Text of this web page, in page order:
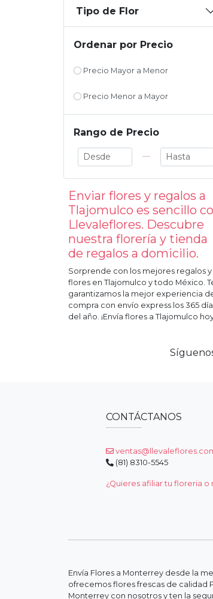
Tipo de Flor
Ordenar por Precio
Precio Mayor a Menor
Precio Menor a Mayor
Rango de Precio
—
Enviar flores y regalos a
Tlajomulco es sencillo
Llevaleflores. Descubre
nuestra florería y tienda
de regalos a domicilio.
Sorprende con los mejores regalos y
flores en Tlajomulco y todo México.
garantizamos la mejor experiencia
compra con envío express los 365
del año. ¡Envía flores a Tlajomulco
CONTÁCTANOS
(81) 8310-5545
¿Quieres afiliar tu floreria o
Envía Flores a Monterrey desde la
ofrecemos flores frescas de calidad
Monterrey con nosotros y ten la